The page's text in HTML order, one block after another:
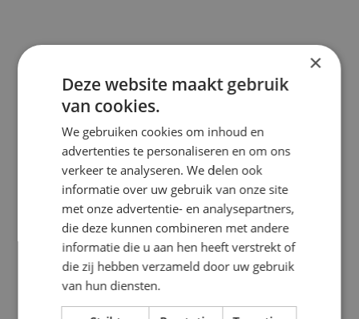
Bestel uw satépan hier
Alle bestellingen kunt u contant of met pin afrekenen bij
afhalen.
×
Deze website maakt gebruik
van cookies.
We gebruiken cookies om inhoud en
advertenties te personaliseren en om ons
verkeer te analyseren. We delen ook
informatie over uw gebruik van onze site
met onze advertentie- en analysepartners,
die deze kunnen combineren met andere
informatie die u aan hen heeft verstrekt of
die zij hebben verzameld door uw gebruik
van hun diensten.